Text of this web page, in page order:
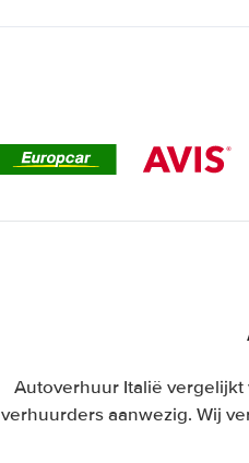
Autoverhuur Italië
verhuurders aanwezig. Wij